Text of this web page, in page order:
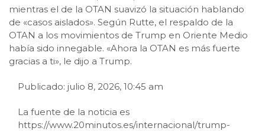
mientras el de la OTAN suavizó la situación hablando
de «casos aislados». Según Rutte, el respaldo de la
OTAN a los movimientos de Trump en Oriente Medio
había sido innegable. «Ahora la OTAN es más fuerte
gracias a ti», le dijo a Trump.
Publicado: julio 8, 2026, 10:45 am
La fuente de la noticia es
https://www.20minutos.es/internacional/trump-